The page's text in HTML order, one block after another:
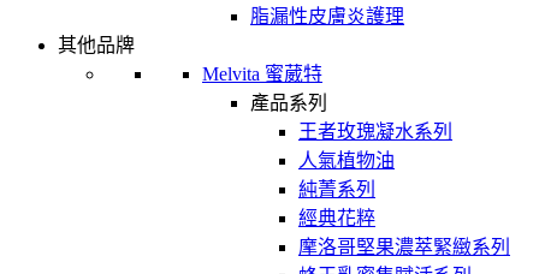
脂漏性皮膚炎護理
其他品牌
Melvita 蜜葳特
產品系列
王者玫瑰凝水系列
人氣植物油
純菁系列
經典花粹
摩洛哥堅果濃萃緊緻系列